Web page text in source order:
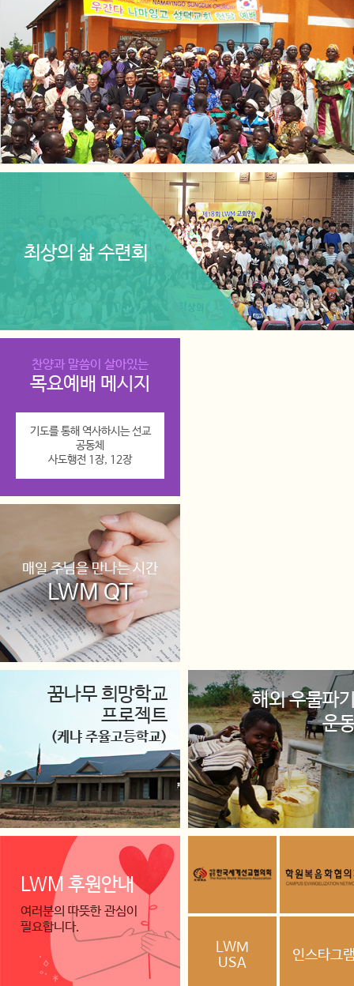
최상의 삶 수련회
찬양과 말씀이 살아있는
목요예배 메시지
기도를 통해 역사하시는 선교
공동체
사도행전 1장, 12장
매일 주님을 만나는 시간
LWM QT
꿈나무 희망학교
프로젝트
(케냐 주율고등학교)
해외 우물파
운
LWM 후원안내
여러분의 따뜻한 관심이
필요합니다.
LWM
USA
인스타그